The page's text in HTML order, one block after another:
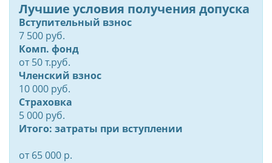
Лучшие условия получения допуска
Вступительный взнос
7 500 руб.
Комп. фонд
от50т.руб.
Членский взнос
10 000 руб.
Страховка
5 000 руб.
Итого: затраты при вступлении
от 65 000 р.